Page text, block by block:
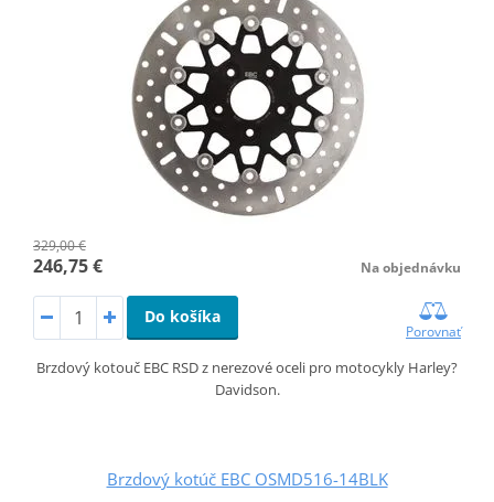
329,00 €
246,75 € Na objednávku
Do košíka
Porovnať
Brzdový kotouč EBC RSD z nerezové oceli pro motocykly Harley?
Davidson.
Brzdový kotúč EBC OSMD516-14BLK